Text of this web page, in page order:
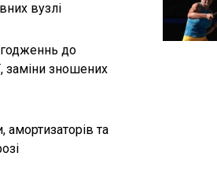
вузлі
до
заміни зношених
амортизаторів та